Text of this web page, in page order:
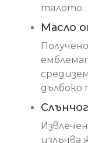
тялото.
Масло
дълбоко
излъчва